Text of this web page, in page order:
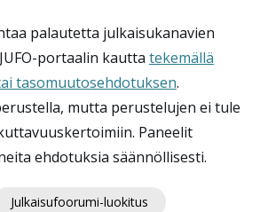
palautetta julkaisukanavien
portaalin kautta tekemällä
tasomuutosehdotuksen.
mutta perustelujen ei tule
Paneelit
ehdotuksia säännöllisesti.
Julkaisufoorumi-luokitus